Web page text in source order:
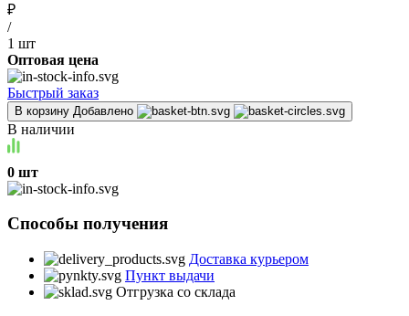
₽
/
1 шт
Оптовая цена
Быстрый заказ
В корзину Добавлено
В наличии
0 шт
Способы получения
Доставка курьером
Пункт выдачи
Отгрузка со склада